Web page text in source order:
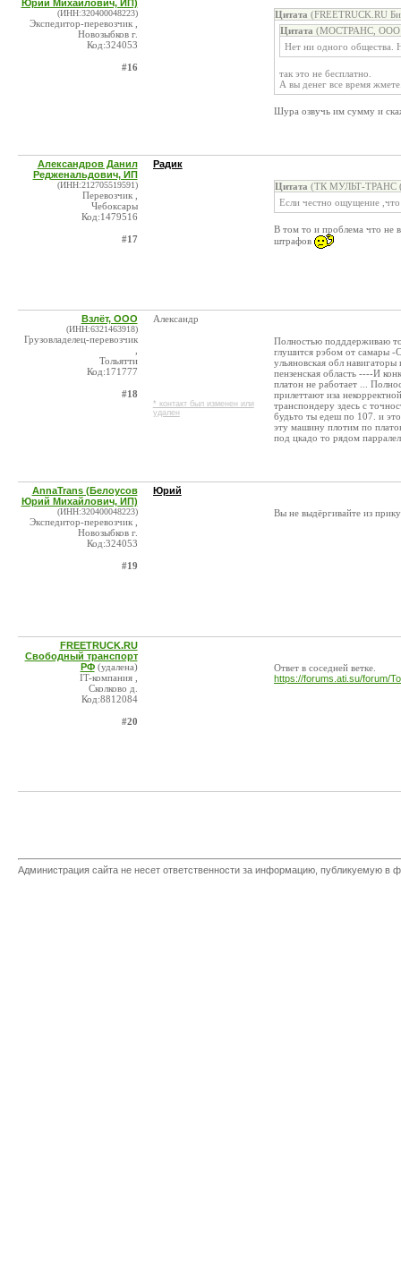
Юрий Михайлович, ИП)
(ИНН:320400048223)
Экспедитор-перевозчик ,
Новозыбков г.
Код:324053
#16
Цитата (FREETRUCK.RU
Цитата (МОСТРАНС, ООО
Нет ни одного общества.
так это не бесплатно.
А вы денег все время
Шура озвучь им сумму и
Александров Данил
Редженальдович, ИП
(ИНН:212705519591)
Перевозчик ,
Чебоксары
Код:1479516
#17
Радик
Цитата (ТК МУЛЬТ-ТРАНС
Если честно ощущение ,что
В том то и проблема что не
штрафов
Взлёт, ООО
(ИНН:6321463918)
Грузовладелец-перевозчик
Тольятти
Код:171777
#18
Александр
* контакт был изменен или
удален
Полностью подддерживаю
глушится рэбом от самары -
ульяновская обл
пензенская область ----И
платон не работает ...
прилеттают иза
транспондеру здесь с
будьто ты едеш по 107. и
эту машину плотим по
под цкадо то рядом
AnnaTrans (Белоусов
Юрий Михайлович, ИП)
(ИНН:320400048223)
Экспедитор-перевозчик ,
Новозыбков г.
Код:324053
#19
Юрий
Вы не выдёргивайте из
FREETRUCK.RU
Свободный транспорт
РФ (удалена)
IT-компания ,
Сколково д.
Код:8812084
#20
Ответ в соседней ветке.
https://forums.ati.su/forum/
Администрация сайта не несет ответственности за информацию, публикуемую